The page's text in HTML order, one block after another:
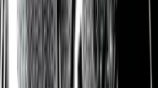
noch eine weitere
gemacht.
USD. Das
zur kollaborativen